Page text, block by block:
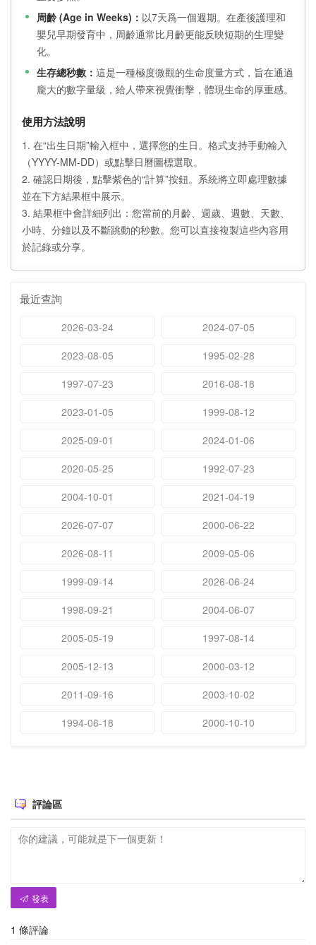
周齡 (Age in Weeks)： 以7天爲一個週期。在產後護理和
嬰兒早期發育中，周齡通常比月齡更能反映短期的生理變
化。
生存總秒數： 這是一種極度微觀的生命度量方式，旨在通過
龐大的數字量級，給人帶來視覺衝擊，體現生命的厚重感。
使用方法說明
1. 在“出生日期”輸入框中，選擇您的生日。格式支持手動輸入
（YYYY-MM-DD）或點擊日曆圖標選取。
2. 確認日期後，點擊紫色的“計算”按鈕。系統將立即處理數據
並在下方結果框中展示。
3. 結果框中會詳細列出：您當前的月齡、週歲、週數、天數、
小時、分鐘以及不斷跳動的秒數。您可以直接複製這些內容用
於記錄或分享。
最近查詢
2026-03-24
2024-07-05
2023-08-05
1995-02-28
1997-07-23
2016-08-18
2023-01-05
1999-08-12
2025-09-01
2024-01-06
2020-05-25
1992-07-23
2004-10-01
2021-04-19
2026-07-07
2000-06-22
2026-08-11
2009-05-06
1999-09-14
2026-06-24
1998-09-21
2004-06-07
2005-05-19
1997-08-14
2005-12-13
2000-03-12
2011-09-16
2003-10-02
1994-06-18
2000-10-10
評論區
發表
1 條評論